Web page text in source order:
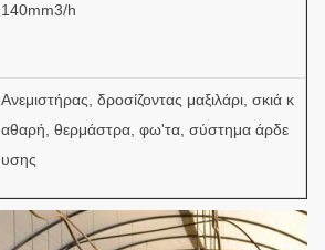
140mm3/h
Ανεμιστήρας, δροσίζοντας μαξιλάρι, σκιά κ
αθαρή, θερμάστρα, φω'τα, σύστημα άρδε
υσης